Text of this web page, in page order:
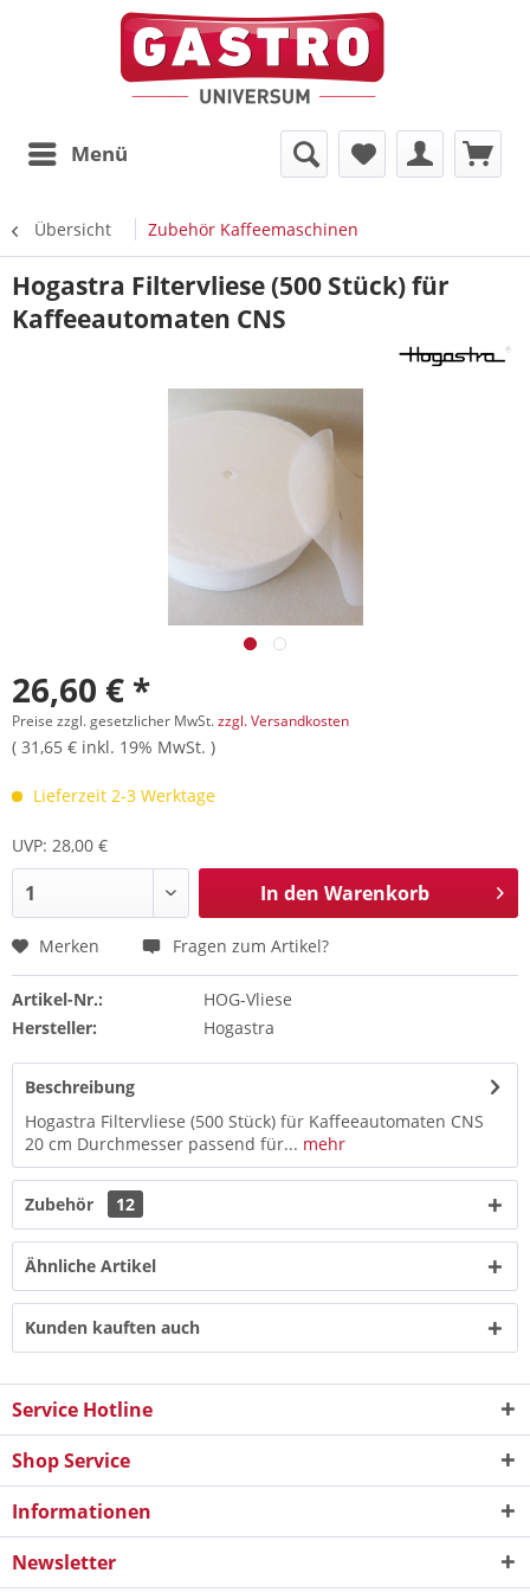
Menü
Übersicht Zubehör Kaffeemaschinen
Hogastra Filtervliese (500 Stück) für
Kaffeeautomaten CNS
26,60 € *
Preise zzgl. gesetzlicher MwSt.zzgl. Versandkosten
( 31,65 € inkl. 19% MwSt. )
Lieferzeit 2-3 Werktage
UVP: 28,00 €
In den Warenkorb
Merken Fragen zum Artikel?
Artikel-Nr.:
HOG-Vliese
Hersteller:
Hogastra
Beschreibung
Hogastra Filtervliese (500 Stück) für Kaffeeautomaten CNS
20 cm Durchmesser passend für... mehr
Zubehör 12
Ähnliche Artikel
Kunden kauften auch
Service Hotline
Shop Service
Informationen
Newsletter